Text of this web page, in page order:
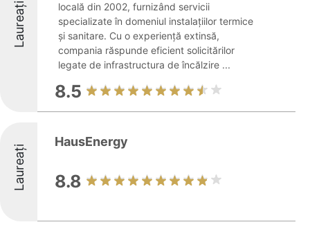
Laureați
locală din 2002, furnizând servicii
specializate în domeniul instalațiilor termice
și sanitare. Cu o experiență extinsă,
compania răspunde eficient solicitărilor
legate de infrastructura de încălzire ...
8.5
Laureați
HausEnergy
8.8